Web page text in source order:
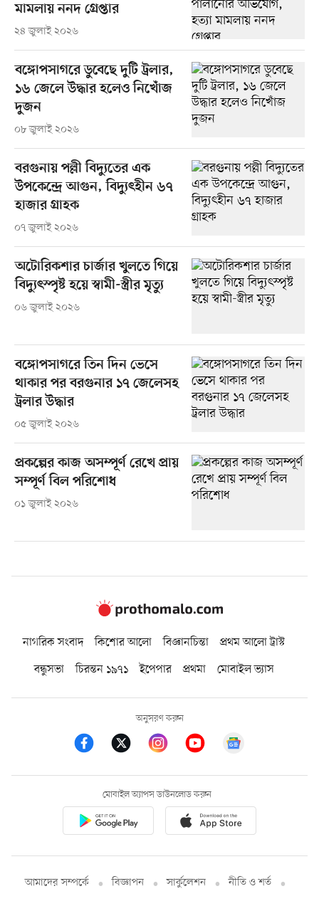
মামলায় ননদ গ্রেপ্তার
২৪ জুলাই ২০২৬
বঙ্গোপসাগরে ডুবেছে দুটি ট্রলার,
১৬ জেলে উদ্ধার হলেও নিখোঁজ
দুজন
০৮ জুলাই ২০২৬
বরগুনায় পল্লী বিদ্যুতের এক
উপকেন্দ্রে আগুন, বিদ্যুৎহীন ৬৭
হাজার গ্রাহক
০৭ জুলাই ২০২৬
অটোরিকশার চার্জার খুলতে গিয়ে
বিদ্যুৎস্পৃষ্ট হয়ে স্বামী-স্ত্রীর মৃত্যু
০৬ জুলাই ২০২৬
বঙ্গোপসাগরে তিন দিন ভেসে
থাকার পর বরগুনার ১৭ জেলেসহ
ট্রলার উদ্ধার
০৫ জুলাই ২০২৬
প্রকল্পের কাজ অসম্পূর্ণ রেখে প্রায়
সম্পূর্ণ বিল পরিশোধ
০১ জুলাই ২০২৬
নাগরিক সংবাদ কিশোর আলো বিজ্ঞানচিন্তা
প্রথম আলো ট্রাস্ট
বন্ধুসভা
চিরন্তন ১৯৭১ ইপেপার প্রথমা মোবাইল ভ্যাস
অনুসরণ করুন
মোবাইল অ্যাপস ডাউনলোড করুন
আমাদের সম্পর্কে বিজ্ঞাপন সার্কুলেশন নীতি ও শর্ত